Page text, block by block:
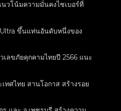
นวโน้มความมั่นคงไซเบอร์ที่
ขึ้นแท่นอันดับหนึ่งของ
เลขภัยคุกคามไทยปี 2566 แนะ
ทศไทย สานโอกาส สร้างรอย